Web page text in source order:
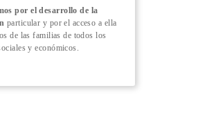
por el desarrollo de la
particular y por el acceso a ella
de las familias de todos los
y económicos.